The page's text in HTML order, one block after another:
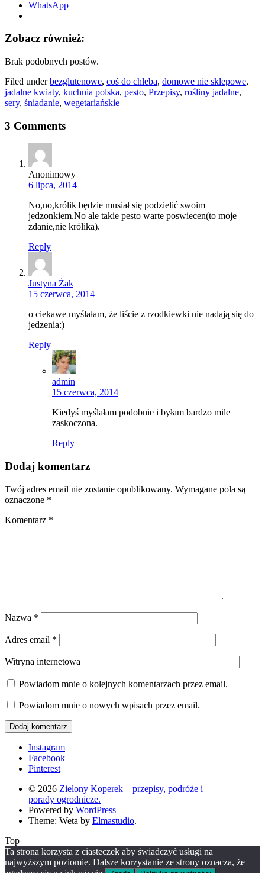
WhatsApp
Zobacz również:
Brak podobnych postów.
Filed underbezglutenowe, coś do chleba, domowe nie sklepowe,
jadalne kwiaty, kuchnia polska, pesto, Przepisy, rośliny jadalne,
sery, śniadanie, wegetariańskie
3 Comments
Anonimowy
6 lipca, 2014
No,no,królik będzie musiał się podzielić swoim
jedzonkiem.No ale takie pesto warte poswiecen(to moje
zdanie,nie królika).
Reply
Justyna Żak
15 czerwca, 2014
o ciekawe myślałam, że liście z rzodkiewki nie nadają się do
jedzenia:)
Reply
admin
15 czerwca, 2014
Kiedyś myślałam podobnie i byłam bardzo mile
zaskoczona.
Reply
Dodaj komentarz
Twój adres email nie zostanie opublikowany. Wymagane pola są
oznaczone *
Komentarz *
Nazwa *
Adres email *
Witryna internetowa
Powiadom mnie o kolejnych komentarzach przez email.
Powiadom mnie o nowych wpisach przez email.
Instagram
Facebook
Pinterest
© 2026 Zielony Koperek – przepisy, podróże i
porady ogrodnicze.
Powered by WordPress
Theme: Weta by Elmastudio.
Top
Ta strona korzysta z ciasteczek aby świadczyć usługi na
najwyższym poziomie. Dalsze korzystanie ze strony oznacza, że